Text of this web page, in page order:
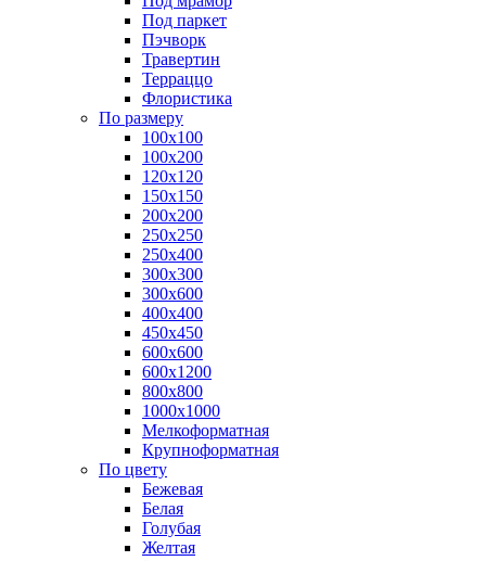
Под паркет
Пэчворк
Травертин
Терраццо
Флористика
По размеру
100х100
100х200
120х120
150х150
200х200
250х250
250х400
300х300
300х600
400х400
450х450
600х600
600х1200
800х800
1000х1000
Мелкоформатная
Крупноформатная
По цвету
Бежевая
Белая
Голубая
Желтая